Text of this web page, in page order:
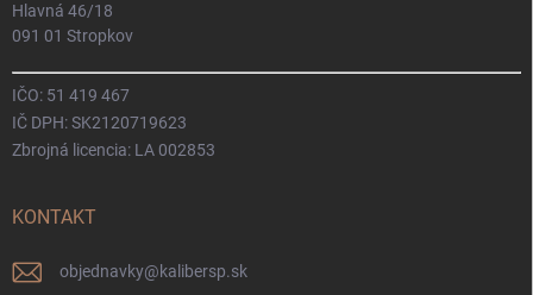
Hlavná 46/18
091 01 Stropkov
IČO: 51 419 467
IČ DPH: SK2120719623
Zbrojná licencia: LA 002853
KONTAKT
objednavky@kalibersp.sk